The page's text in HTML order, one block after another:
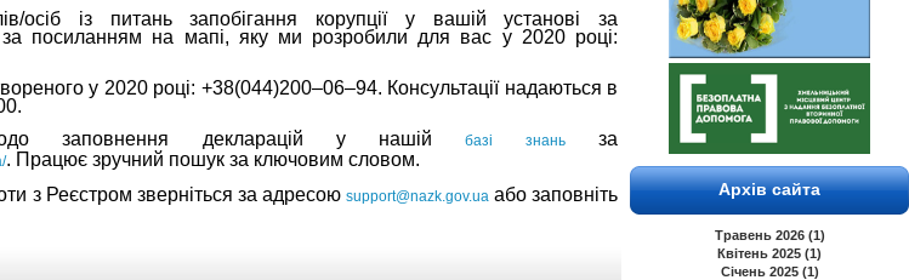
Архів сайта
Травень 2026 (1)
Квітень 2025 (1)
Січень 2025 (1)
осіб із питань запобігання корупції у вашій установі за
за посиланням на мапі, яку ми розробили для вас у 2020 році:
у 2020 році: +38(044)200–06–94. Консультації надаються в
заповнення декларацій у нашійбазі знаньза
. Працює зручний пошук за ключовим словом.
з Реєстром зверніться за адресою support@nazk.gov.ua або заповніть